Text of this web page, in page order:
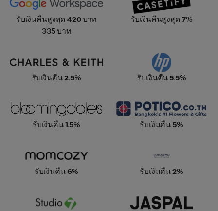
รับเงินคืนสูงสุด420บาท
335 บาท
รับเงินคืนสูงสุด 7%
รับเงินคืน2.5% รับเงินคืน5.5%
Bloomingdales
รับเงินคืน1.5%
Potico
รับเงินคืน5%
รับเงินคืน6% รับเงินคืน2%